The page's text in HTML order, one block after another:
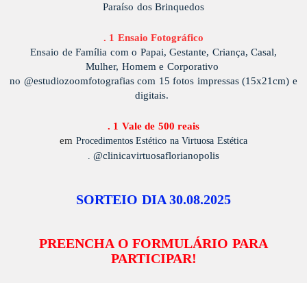
Paraíso dos Brinquedos
. 1 Ensaio Fotográfico
Ensaio de Família com o Papai, Gestante, Criança, Casal,
Mulher, Homem e Corporativo
no @estudiozoomfotografiascom 15 fotos impressas (15x21cm) e
digitais.
. 1 Vale de 500 reais
em Procedimentos Estético na Virtuosa Estética
. @clinicavirtuosaflorianopolis
SORTEIO DIA 30.08.2025
PREENCHA O FORMULÁRIO PARA
PARTICIPAR!